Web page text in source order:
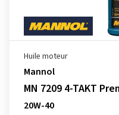
Huile moteur
Mannol
MN 7209 4-TAKT
20W-40